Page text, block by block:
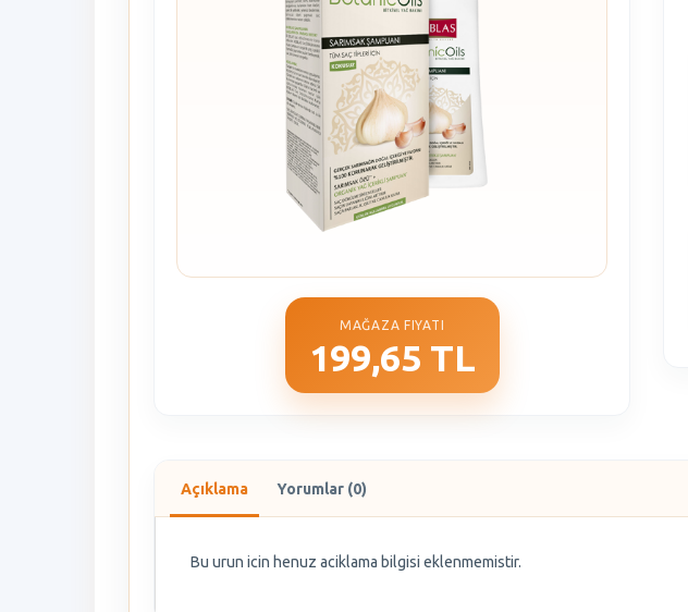
MAĞAZA FIYATI
199,65 TL
Açıklama Yorumlar (0)
Bu urun icin henuz aciklama bilgisi eklenmemistir.